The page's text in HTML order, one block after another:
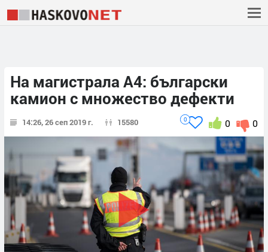
На магистрала А4: български
камион с множество дефекти
14:26, 26 сеп 2019 г. 15580 0
0
0